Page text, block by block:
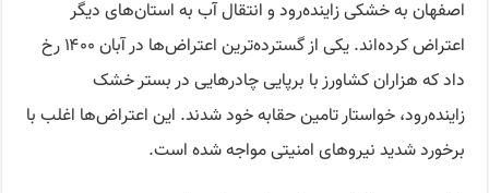
اصفهان به خشکی زاینده‌رود و انتقال آب به استان‌های دیگر
اعتراض کرده‌اند. یکی از گسترده‌ترین اعتراض‌ها در آبان ۱۴۰۰ رخ
داد که هزاران کشاورز با برپایی چادرهایی در بستر خشک
زاینده‌رود، خواستار تامین حقابه خود شدند. این اعتراض‌ها اغلب با
برخورد شدید نیروهای امنیتی مواجه شده است.